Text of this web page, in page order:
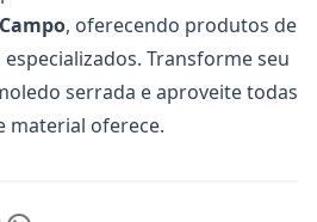
, oferecendo produtos de
Transforme seu
serrada e aproveite todas
material oferece.